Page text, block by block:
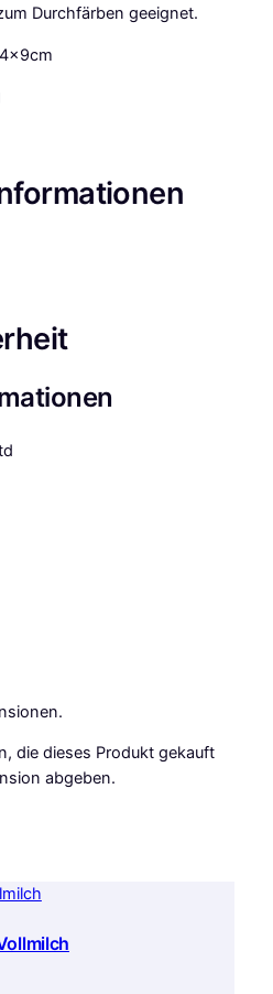
Durchfärben geeignet.
die dieses Produkt gekauft
abgeben.